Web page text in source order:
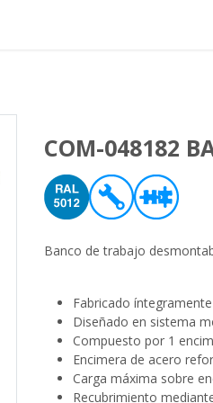
COM-048182
Banco de trabajo
Fabricado
Diseñado en sistema
Compuesto por 1
Encimera de acero
Carga máxima sobre
Recubrimiento